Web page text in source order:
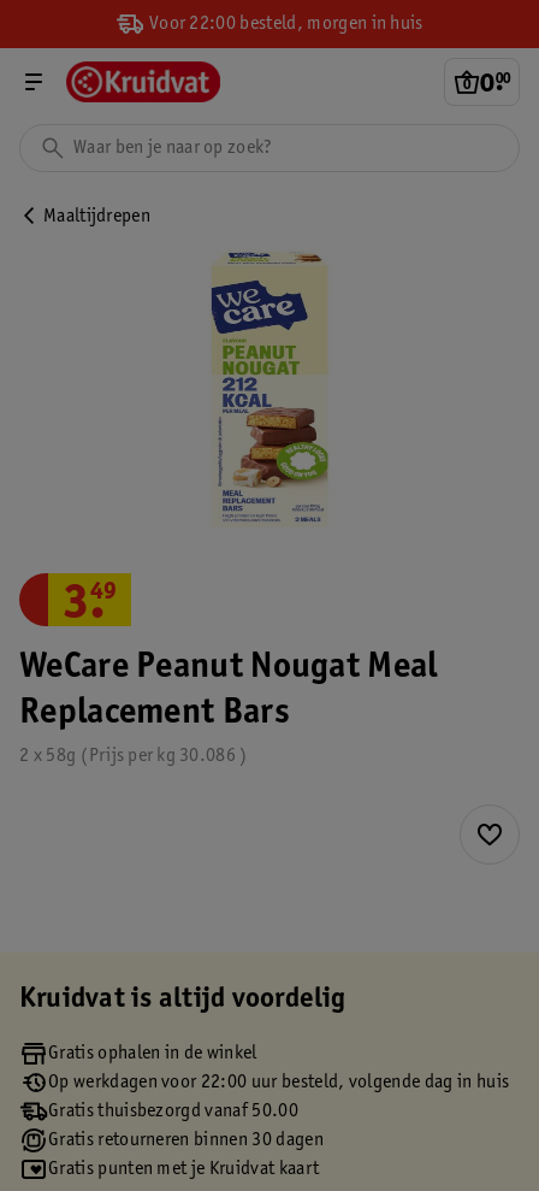
Voor 22:00 besteld, morgen in huis
0.
00
Maaltijdrepen
WeCare Peanut Nougat Meal
Replacement Bars
2 x 58g 30.086
Prijs per kg
3.
49
Kruidvat is altijd voordelig
Gratis ophalen in de winkel
Op werkdagen voor 22:00 uur besteld, volgende dag in huis
Gratis thuisbezorgd vanaf 50.00
Gratis retourneren binnen 30 dagen
Gratis punten met je Kruidvat kaart